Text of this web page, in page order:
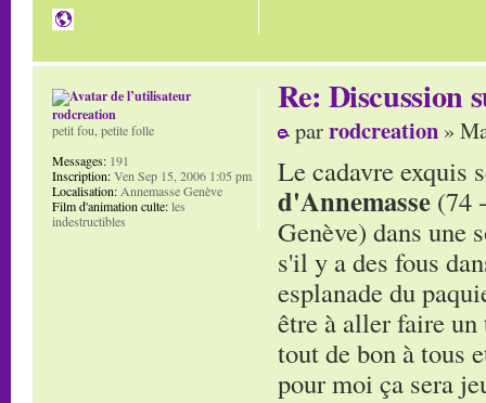
Re: Discussion
parrodcreation »
Le cadavre exquis
d'Annemasse (74
Genève) dans une
s'il y a des fous
esplanade du
être à aller faire
tout de bon à tous
pour moi ça sera
rodcreation
petit fou, petite folle
Messages: 191
Inscription:Ven Sep 15, 2006 1:05 pm
Localisation: Annemasse Genève
Film d'animation culte:les
indestructibles